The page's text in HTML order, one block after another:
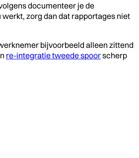
documenteer je de
zorg dan dat rapportages niet
bijvoorbeeld alleen zittend
re-integratie tweede spoorscherp